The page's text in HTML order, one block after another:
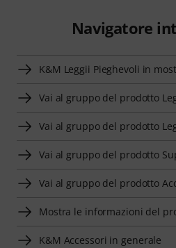
Navigatore
K&M Leggii Pieghevoli in
Vai al gruppo del prodotto
Vai al gruppo del prodotto
Vai al gruppo del prodotto
Vai al gruppo del prodotto
Mostra le informazioni del
K&M Accessori in generale